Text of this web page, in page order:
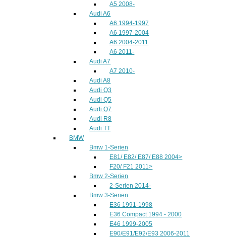
A5 2008-
Audi A6
A6 1994-1997
A6 1997-2004
A6 2004-2011
A6 2011-
Audi A7
A7 2010-
Audi A8
Audi Q3
Audi Q5
Audi Q7
Audi R8
Audi TT
BMW
Bmw 1-Serien
E81/ E82/ E87/ E88 2004>
F20/ F21 2011>
Bmw 2-Serien
2-Serien 2014-
Bmw 3-Serien
E36 1991-1998
E36 Compact 1994 - 2000
E46 1999-2005
E90/E91/E92/E93 2006-2011